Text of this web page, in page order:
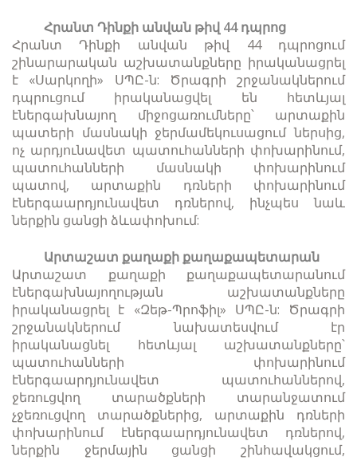
Հրանտ Դինքի անվան թիվ 44 դպրոց
Հրանտ Դինքի անվան թիվ 44 դպրոցում
շինարարական աշխատանքները իրականացրել
է
«Սարկողի» ՍՊԸ-ն: Ծրագրի շրջանակներում
դպրուցում իրականացվել են հետևյալ
էներգախնայող միջոցառումները՝ արտաքին
պատերի մասնակի ջերմամեկուսացում ներսից,
ոչ արդյունավետ պատուհանների փոխարինում,
պատուհանների մասնակի փոխարինում
պատով, արտաքին դռների փոխարինում
էներգաարդյունավետ դռներով, ինչպես նաև
ներքին ցանցի ձևափոխում:
Արտաշատ քաղաքի քաղաքապետարան
Արտաշատ քաղաքի քաղաքապետարանում
էներգախնայողության աշխատանքները
իրականացրել է «Զեթ-Պրոֆիլ» ՍՊԸ-ն: Ծրագրի
շրջանակներում նախատեսվում էր
իրականացնել հետևյալ աշխատանքները՝
պատուհանների փոխարինում
էներգաարդյունավետ պատուհաններով,
ջեռուցվող տարածքների տարանջատում
չջեռուցվող տարածքներից, արտաքին դռների
փոխարինում էներգաարդյունավետ դռներով,
ներքին ջերմային ցանցի շինհավակցում,